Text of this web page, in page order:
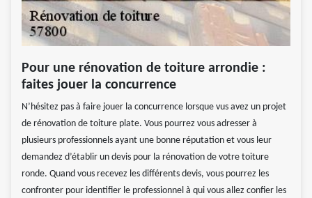
Pour une rénovation de toiture arrondie :
faites jouer la concurrence
N’hésitez pas à faire jouer la concurrence lorsque vus avez un projet
de rénovation de toiture plate. Vous pourrez vous adresser à
plusieurs professionnels ayant une bonne réputation et vous leur
demandez d’établir un devis pour la rénovation de votre toiture
ronde. Quand vous recevez les différents devis, vous pourrez les
confronter pour identifier le professionnel à qui vous allez confier les